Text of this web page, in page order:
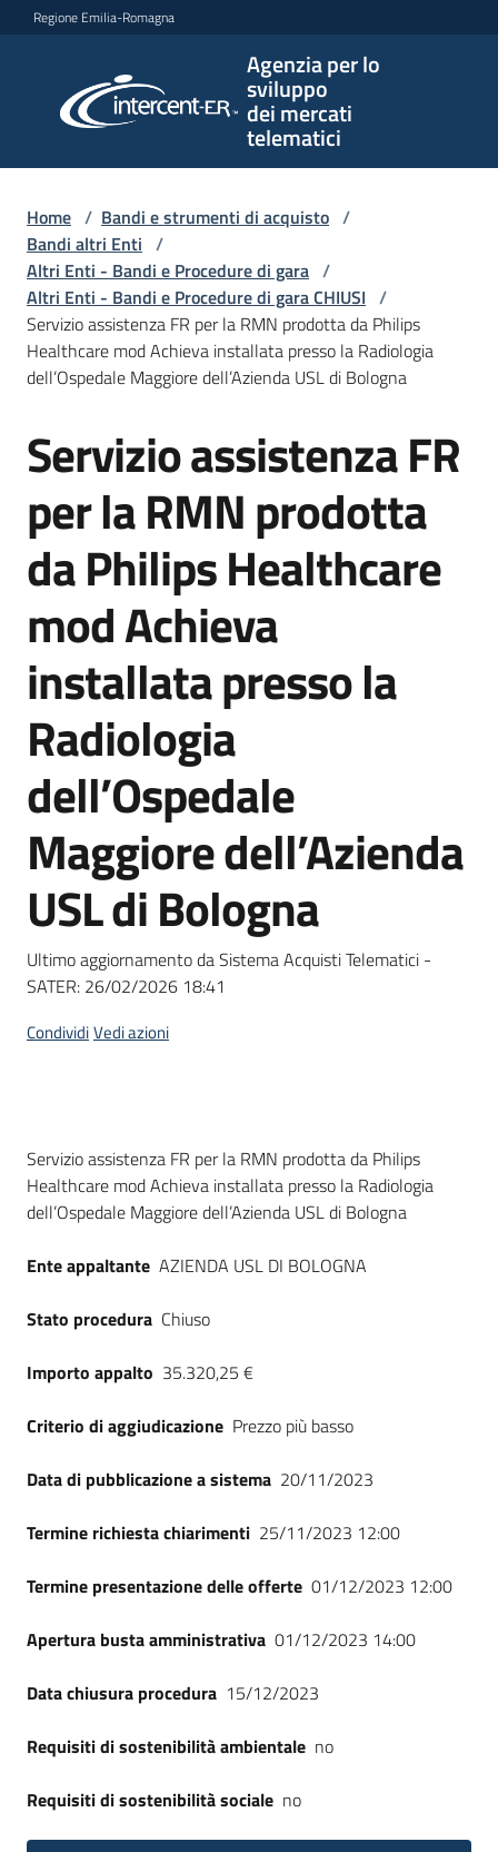
Vai al contenuto
Vai alla navigazione
Vai al footer
Regione Emilia-Romagna
Agenzia per lo
sviluppo
dei mercati
telematici
per lo
sviluppo
telematici
L'Agenzia
e
strumenti
acquisto
Piattaforme
telematiche
English
site
su
Home / Bandi e strumenti di acquisto /
Bandi altri Enti /
Altri Enti - Bandi e Procedure di gara /
Altri Enti - Bandi e Procedure di gara CHIUSI /
Servizio assistenza FR per la RMN prodotta da Philips
Healthcare mod Achieva installata presso la Radiologia
dell’Ospedale Maggiore dell’Azienda USL di Bologna
Salta al contenuto
Servizio assistenza FR
per la RMN prodotta
da Philips Healthcare
mod Achieva
installata presso la
Radiologia
dell’Ospedale
Maggiore dell’Azienda
USL di Bologna
Ultimo aggiornamento da Sistema Acquisti Telematici -
SATER: 26/02/2026 18:41
CondividiVedi azioni
Dati del bando
Servizio assistenza FR per la RMN prodotta da Philips
Healthcare mod Achieva installata presso la Radiologia
dell’Ospedale Maggiore dell’Azienda USL di Bologna
Ente appaltante AZIENDA USL DI BOLOGNA
Stato procedura Chiuso
Importo appalto 35.320,25 €
Criterio di aggiudicazione Prezzo più basso
Data di pubblicazione a sistema 20/11/2023
Termine richiesta chiarimenti 25/11/2023 12:00
Termine presentazione delle offerte 01/12/2023 12:00
Apertura busta amministrativa 01/12/2023 14:00
Data chiusura procedura 15/12/2023
Requisiti di sostenibilità ambientale no
Requisiti di sostenibilità sociale no